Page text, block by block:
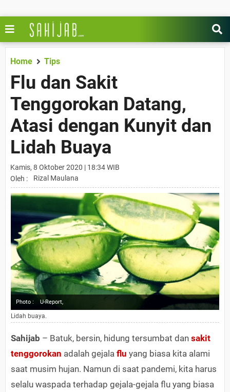
Home Tips
Flu dan Sakit
Tenggorokan Datang,
Atasi dengan Kunyit dan
Lidah Buaya
Kamis, 8 Oktober 2020 | 18:34 WIB
Oleh :
Rizal Maulana
Photo : U-Report,
Lidah buaya.
Sahijab – Batuk, bersin, hidung tersumbat dan sakit
tenggorokan adalah gejala flu yang biasa kita alami
saat musim hujan. Namun di saat pandemi, kita harus
selalu waspada terhadap gejala-gejala flu yang biasa